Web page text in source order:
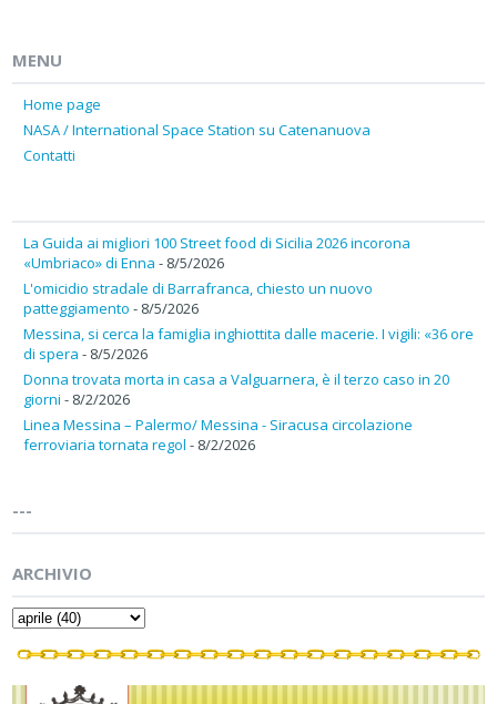
MENU
Home page
NASA / International Space Station su Catenanuova
Contatti
La Guida ai migliori 100 Street food di Sicilia 2026 incorona
«Umbriaco» di Enna - 8/5/2026
L'omicidio stradale di Barrafranca, chiesto un nuovo
patteggiamento - 8/5/2026
Messina, si cerca la famiglia inghiottita dalle macerie. I vigili: «36 ore
di spera - 8/5/2026
Donna trovata morta in casa a Valguarnera, è il terzo caso in 20
giorni - 8/2/2026
Linea Messina – Palermo/ Messina - Siracusa circolazione
ferroviaria tornata regol - 8/2/2026
---
ARCHIVIO